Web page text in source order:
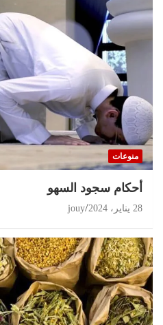
منوعات
أحكام سجود السهو
28 يناير، 2024 jouy